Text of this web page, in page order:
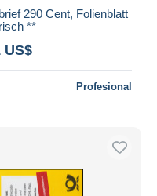
290 Cent, Folienblatt
**
US$
Profesional